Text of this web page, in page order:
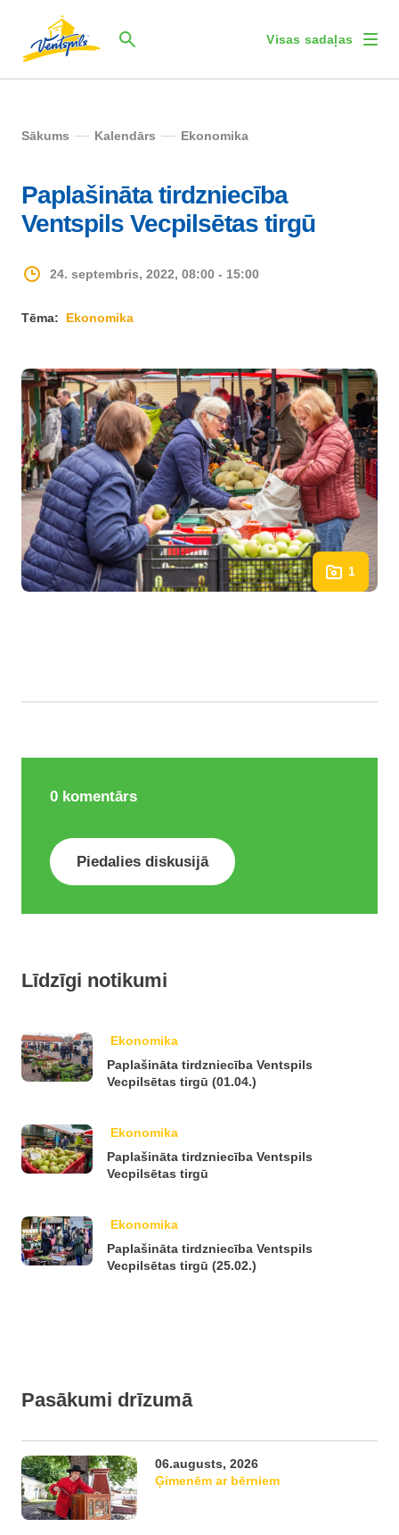
Visas sadaļas
Sākums Kalendārs Ekonomika
Paplašināta tirdzniecība
Ventspils Vecpilsētas tirgū
24. septembris, 2022, 08:00 - 15:00
Tēma: Ekonomika
1
0 komentārs
Piedalies diskusijā
Līdzīgi notikumi
Ekonomika
Paplašināta tirdzniecība Ventspils
Vecpilsētas tirgū (01.04.)
Ekonomika
Paplašināta tirdzniecība Ventspils
Vecpilsētas tirgū
Ekonomika
Paplašināta tirdzniecība Ventspils
Vecpilsētas tirgū (25.02.)
Pasākumi drīzumā
06.augusts, 2026
Ģimenēm ar bērniem